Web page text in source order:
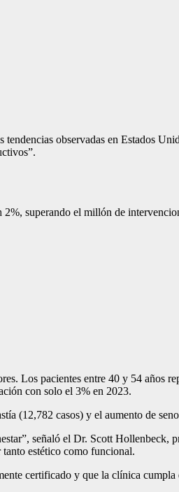
observadas en Estados
superando el millón de
Los pacientes entre 40 y 54 años
con solo el 3% en 2023.
(12,782 casos) y el aumento de
señaló el Dr. Scott Hollenbeck,
estético como funcional.
certificado y que la clínica